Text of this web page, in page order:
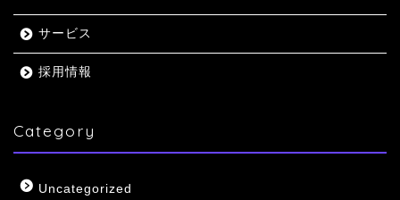
サービス
採用情報
Category
Uncategorized